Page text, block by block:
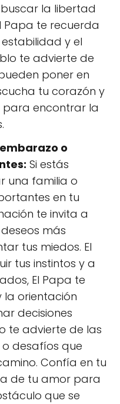
la libertad
Papa te recuerda
y el
te advierte de
poner en
tu corazón y
encontrar la
o
Si estás
una familia o
en tu
te invita a
más
tus miedos. El
tus instintos y a
El Papa te
orientación
decisiones
te advierte de las
desafíos que
Confía en tu
de tu amor para
que se